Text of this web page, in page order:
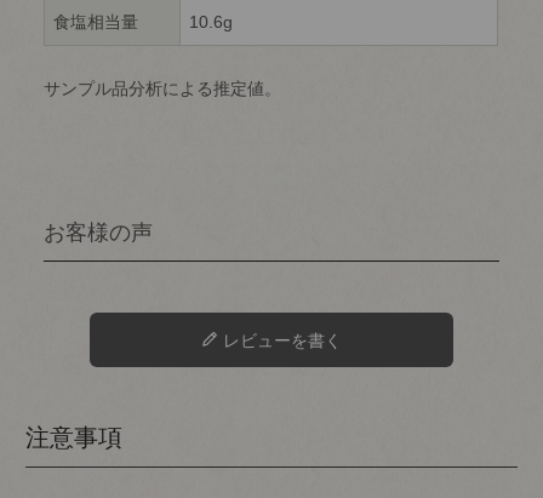
食塩相当量 10.6g
サンプル品分析による推定値。
レビューを書く
注意事項